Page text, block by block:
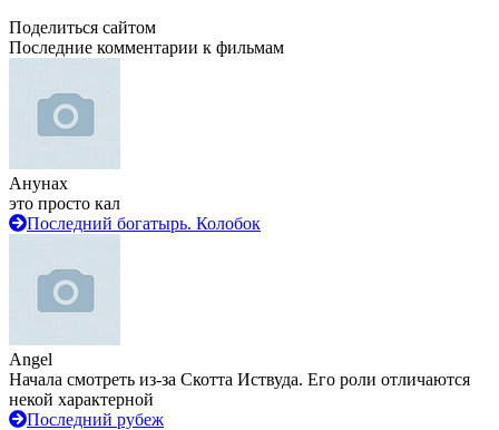
Поделиться сайтом
Последние комментарии к фильмам
Анунах
это просто кал
Последний богатырь. Колобок
Angel
Начала смотреть из-за Скотта Иствуда. Его роли отличаются
некой характерной
Последний рубеж